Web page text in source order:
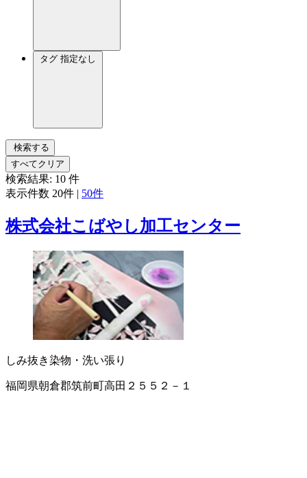
タグ 指定なし
検索する
すべてクリア
検索結果: 10 件
表示件数 20件 | 50件
株式会社こばやし加工センター
しみ抜き染物・洗い張り
福岡県朝倉郡筑前町高田２５５２－１